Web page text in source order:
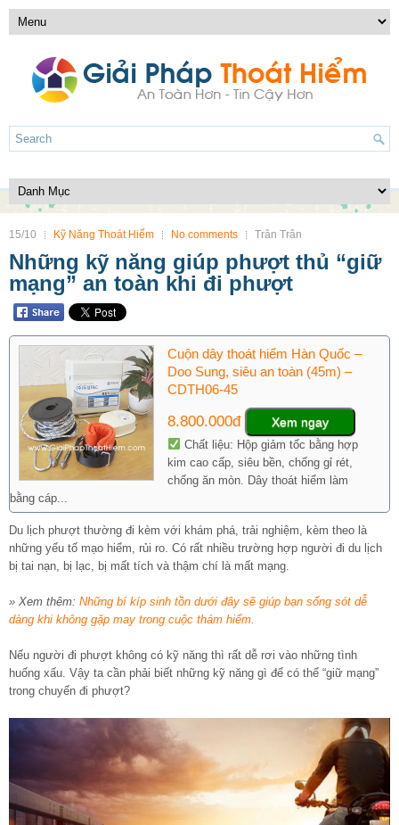
15/10 Kỹ Năng Thoát Hiểm No comments Trân Trân
Những kỹ năng giúp phượt thủ “giữ
mạng” an toàn khi đi phượt
Cuộn dây thoát hiểm Hàn Quốc –
Doo Sung, siêu an toàn (45m) –
CDTH06-45
8.800.000đ Xem ngay
Chất liệu: Hộp giảm tốc bằng hợp
kim cao cấp, siêu bền, chống gỉ rét,
chống ăn mòn. Dây thoát hiểm làm
bằng cáp...
Du lịch phượt thường đi kèm với khám phá, trải nghiệm, kèm theo là
những yếu tố mạo hiểm, rủi ro. Có rất nhiều trường hợp người đi du lịch
bị tai nạn, bị lạc, bị mất tích và thậm chí là mất mạng.
» Xem thêm: Những bí kíp sinh tồn dưới đây sẽ giúp bạn sống sót dễ
dàng khi không gặp may trong cuộc thám hiểm.
Nếu người đi phượt không có kỹ năng thì rất dễ rơi vào những tình
huống xấu. Vậy ta cần phải biết những kỹ năng gì để có thể “giữ mạng”
trong chuyến đi phượt?